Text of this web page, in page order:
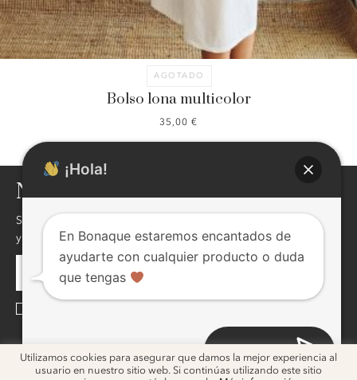
AGOTADO
Bolso lona multicolor
35,00 €
NEWSLETTER
Si quieres enterarte de nuestras novedades,descuentos,eventos
y mucho más ! inscribite, seguro te va a interesar !
ig ig
2026 © Bonaque. DiseñoMelon Blanc
Utilizamos cookies para asegurar que damos la mejor experiencia al
usuario en nuestro sitio web. Si continúas utilizando este sitio
Abrir chat
¡Hola!
En Bonaque estaremos encantados de
ayudarte con cualquier producto o duda
que tengas